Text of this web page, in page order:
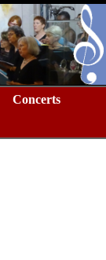
Concerts